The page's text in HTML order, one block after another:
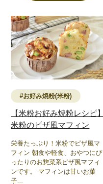
#お好み焼粉(米粉)
【米粉お好み焼粉レシピ】
米粉のピザ風マフィン
栄養たっぷり！米粉でピザ風マ
フィン 朝食や軽食、おやつにぴ
ったりのお惣菜系ピザ風マフィ
ンです。 マフィンは甘いお菓
子...